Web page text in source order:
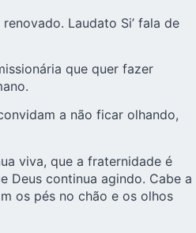
Laudato Si’ fala de
que quer fazer
a não ficar olhando,
viva, que a fraternidade é
Deus continua agindo. Cabe a
os pés no chão e os olhos